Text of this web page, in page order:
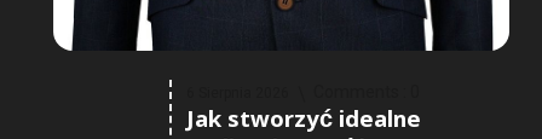
Jak stworzyć idealne